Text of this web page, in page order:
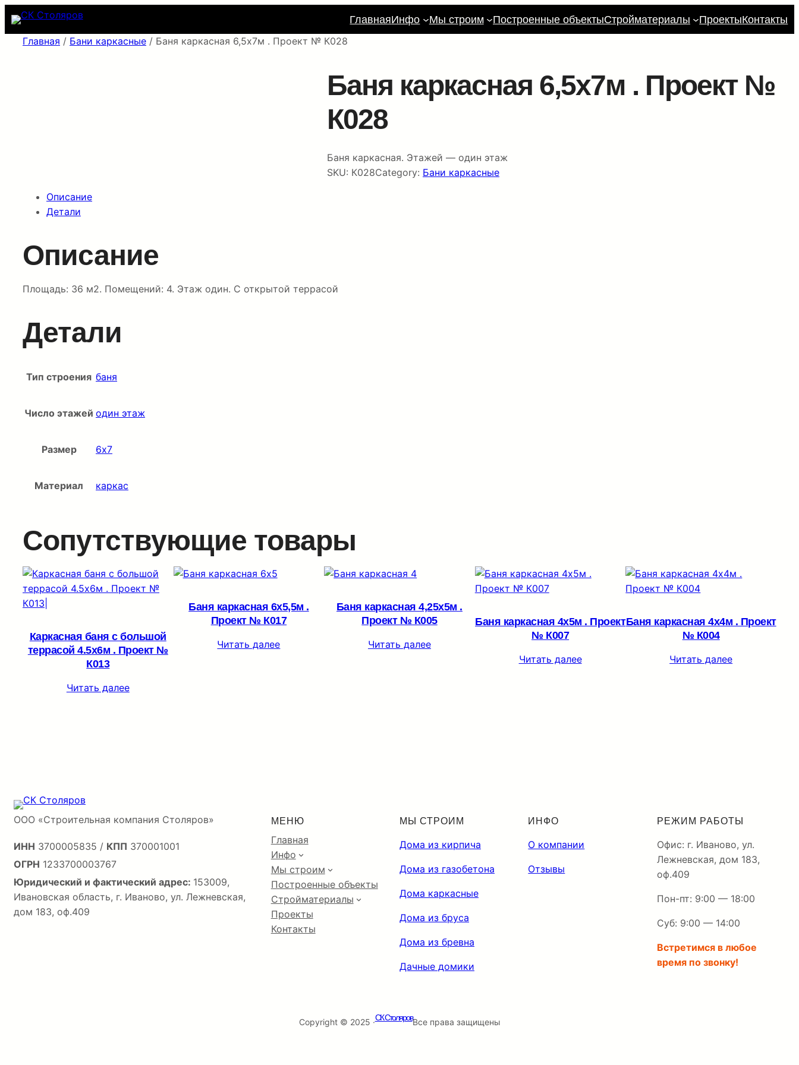
Перейти
содержимому
ГлавнаяИнфо Мы строим Построенные объектыСтройматериалы ПроектыКонтакты
Главная / Бани каркасные / Баня каркасная 6,5х7м . Проект № К028
Баня каркасная 6,5х7м . Проект №
К028
Баня каркасная. Этажей — один этаж
SKU: К028Category: Бани каркасные
Описание
Детали
Описание
Площадь: 36 м2. Помещений: 4. Этаж один. С открытой террасой
Детали
Тип строения баня
Число этажей один этаж
Размер 6х7
Материал каркас
Сопутствующие товары
Каркасная баня с большой
террасой 4.5х6м . Проект №
К013
Читать далее
Баня каркасная 6х5,5м .
Проект № К017
Читать далее
Баня каркасная 4,25х5м .
Проект № К005
Читать далее
Баня каркасная 4х5м . Проект
№ К007
Читать далее
Баня каркасная 4х4м . Проект
№ К004
Читать далее
ООО «Строительная компания Столяров»
ИНН 3700005835 / КПП 370001001
ОГРН 1233700003767
Юридический и фактический адрес: 153009,
Ивановская область, г. Иваново, ул. Лежневская,
дом 183, оф.409
МЕНЮ
Главная
Инфо
Мы строим
Построенные объекты
Стройматериалы
Проекты
Контакты
МЫ СТРОИМ
Дома из кирпича
Дома из газобетона
Дома каркасные
Дома из бруса
Дома из бревна
Дачные домики
ИНФО
О компании
Отзывы
РЕЖИМ РАБОТЫ
Офис: г. Иваново, ул.
Лежневская, дом 183,
оф.409
Пон-пт: 9:00 — 18:00
Суб: 9:00 — 14:00
Встретимся в любое
время по звонку!
Copyright © 2025 ·СК СтоляровВсе права защищены